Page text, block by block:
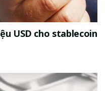
USD cho stablecoin